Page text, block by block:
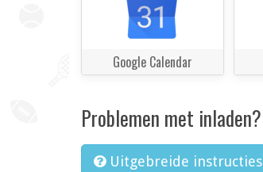
Google Calendar
Problemen met inladen?
Uitgebreide instructies